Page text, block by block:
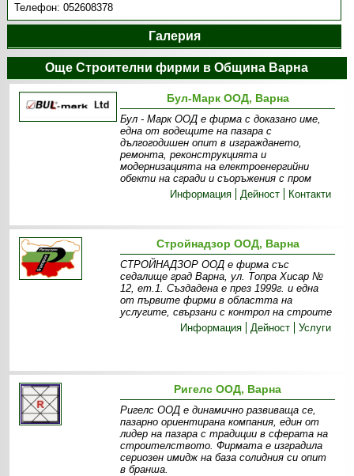
Телефон:052608378
Галерия
Още Строителни фирми в Община Варна
Бул-Марк ООД, Варна
Бул - Марк ООД е фирма с доказано име,
една от водещите на пазара с
дългогодишен опит в изграждането,
ремонта, реконструкцията и
модернизацията на електроенергийни
обекти на сгради и съоръжения с пром
Информация
Дейност Контакти
Стройнадзор ООД, Варна
СТРОЙНАДЗОР ООД е фирма със
седалище град Варна, ул. Топра Хисар №
12, ет.1. Създадена е през 1999г. и една
от първите фирми в областта на
услугите, свързани с контрол на строите
Информация
Дейност Услуги
Ригелс ООД, Варна
Ригелс ООД е динамично развиваща се,
пазарно ориентирана компания, един от
лидер на пазара с традиции в сферата на
строителството. Фирмата е изградила
сериозен имидж на база солидния си опит
в бранша.